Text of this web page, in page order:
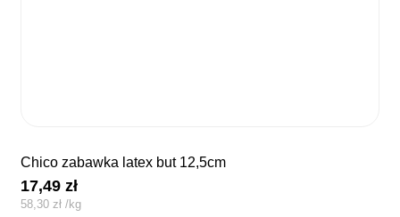
chico zabawka latex but 12,5cm
17,49zł
58,30 zł /kg